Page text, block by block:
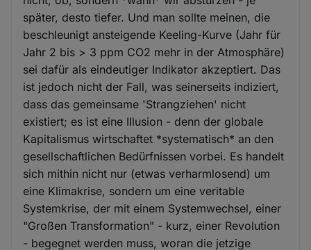
später, desto tiefer. Und man sollte meinen, die
beschleunigt ansteigende Keeling-Kurve (Jahr für
Jahr 2 bis > 3 ppm CO2 mehr in der Atmosphäre)
sei dafür als eindeutiger Indikator akzeptiert. Das
ist jedoch nicht der Fall, was seinerseits indiziert,
dass das gemeinsame 'Strangziehen' nicht
existiert; es ist eine Illusion - denn der globale
Kapitalismus wirtschaftet *systematisch* an den
gesellschaftlichen Bedürfnissen vorbei. Es handelt
sich mithin nicht nur (etwas verharmlosend) um
eine Klimakrise, sondern um eine veritable
Systemkrise, der mit einem Systemwechsel, einer
"Großen Transformation" - kurz, einer Revolution
- begegnet werden muss, woran die jetzige